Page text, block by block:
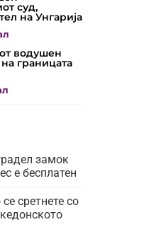
суд,
на Унгарија
водушен
границата
замок
е бесплатен
сретнете со